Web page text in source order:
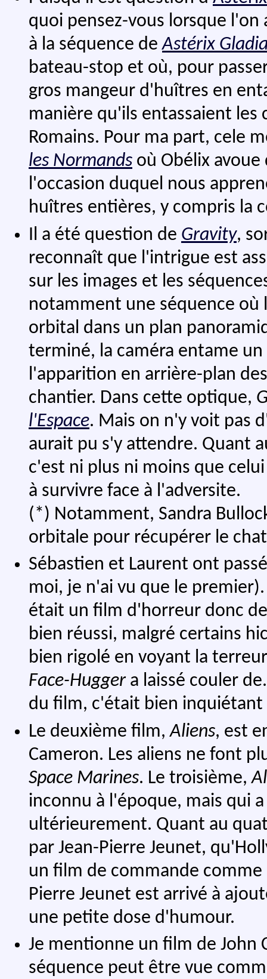
quoi pensez-vous lorsque l'on
à la séquence deAstérix
bateau-stop et où, pour
gros mangeur d'huîtres en
manière qu'ils entassaient les
Romains. Pour ma part, cele
les Normands où Obélix
l'occasion duquel nous
huîtres entières, y compris la
Il a été question de Gravity,
reconnaît que l'intrigue est
sur les images et les
notamment une séquence
orbital dans un plan
terminé, la caméra entame
l'apparition en arrière-plan
chantier. Dans cette optique,
l'Espace. Mais on n'y voit pas
aurait pu s'y attendre. Quant
c'est ni plus ni moins que
à survivre face à l'adversite.
(*) Notamment, Sandra
orbitale pour récupérer le
Sébastien et Laurent ont
moi, je n'ai vu que le
était un film d'horreur donc
bien réussi, malgré certains
bien rigolé en voyant la
Face-Huggera laissé couler
du film, c'était bien inquiétant
Le deuxième film,Aliens, est
Cameron. Les aliens ne font
Space Marines. Le troisième,
inconnu à l'époque, mais qui
ultérieurement. Quant au
par Jean-Pierre Jeunet,
un film de commande comme
Pierre Jeunet est arrivé à
une petite dose d'humour.
Je mentionne un film de John
séquence peut être vue